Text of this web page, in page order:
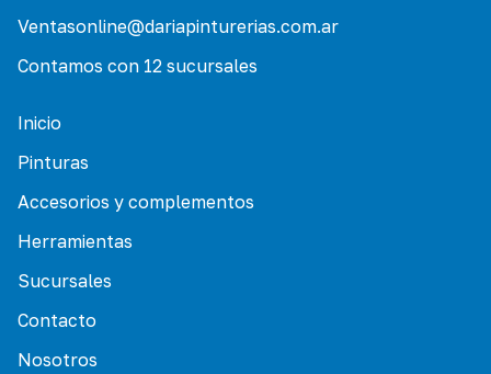
Ventasonline@dariapinturerias.com.ar
Contamos con 12 sucursales
Inicio
Pinturas
Accesorios y complementos
Herramientas
Sucursales
Contacto
Nosotros